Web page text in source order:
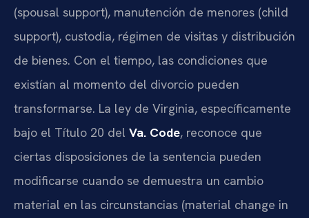
(spousal support), manutención de menores (child
support), custodia, régimen de visitas y distribución
de bienes. Con el tiempo, las condiciones que
existían al momento del divorcio pueden
transformarse. La ley de Virginia, específicamente
bajo el Título 20 del Va. Code, reconoce que
ciertas disposiciones de la sentencia pueden
modificarse cuando se demuestra un cambio
material en las circunstancias (material change in